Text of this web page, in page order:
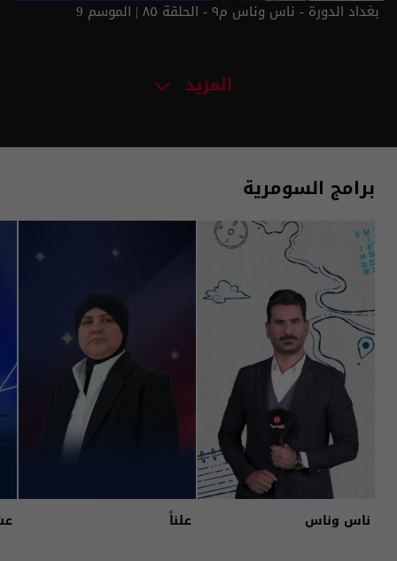
بغداد الدورة - ناس وناس م٩ - الحلقة ٨٥ | الموسم 9
المزيد
برامج السومرية
ناس وناس علناً